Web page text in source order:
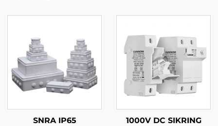
600V 800V 1000V
Overspændingsbeskytter
Beskyttelsesenhed
mod overspænding
SPD
SNRA IP65
1000V DC SIKRING